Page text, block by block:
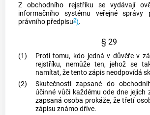
Z obchodního rejstříku se vydávají
informačního systému veřejné správy
právního předpisu2).
§ 29
(1)
Proti tomu, kdo jedná v důvěře v
rejstříku, nemůže ten, jehož se
namítat, že tento zápis neodpovídá
(2)
Skutečnosti zapsané do
účinné vůči každému ode dne jejich
zapsaná osoba prokáže, že třetí
zápisu známo dříve.